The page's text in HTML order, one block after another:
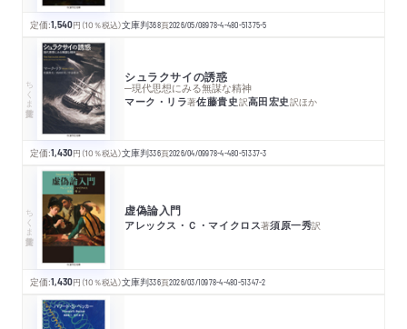
定価:1,540円 （10％税込）文庫判368頁2026/05/08978-4-480-51375-5
ちくま学芸文庫 シュラクサイの誘惑
─現代思想にみる無謀な精神
マーク・リラ著佐藤貴史訳高田宏史訳ほか
定価:1,430円 （10％税込）文庫判336頁2026/04/09978-4-480-51337-3
ちくま学芸文庫 虚偽論入門
アレックス・Ｃ・マイクロス著須原一秀訳
定価:1,430円 （10％税込）文庫判336頁2026/03/10978-4-480-51347-2